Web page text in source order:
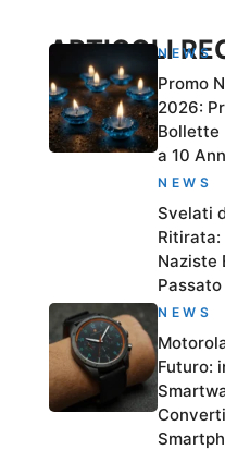
ARTICOLINEWS
Promo
2026:
Bollette
a 10
NEWS
Svelati
Naziste
Passato
NEWS
Futuro: